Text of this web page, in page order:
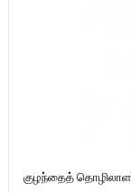
குழந்தைத்